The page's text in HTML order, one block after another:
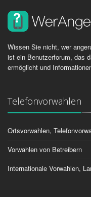
Wissen Sie nicht, wer
ist ein Benutzerforum, das
ermöglicht und
Telefonvorwahlen
Ortsvorwahlen,
Vorwahlen von Betreibern
Internationale Vorwahlen,